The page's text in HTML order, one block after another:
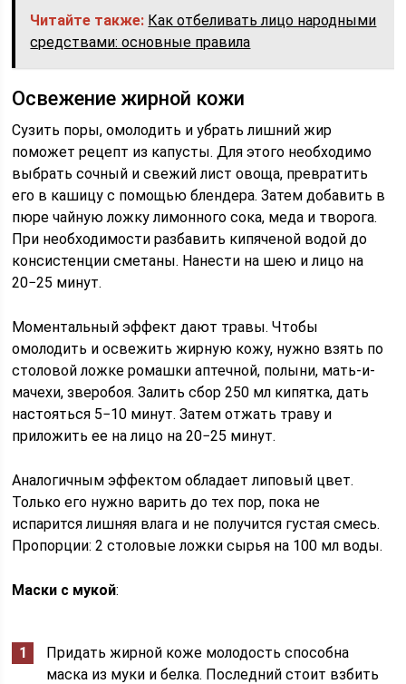
Читайте также: Как отбеливать лицо народными
средствами: основные правила
Освежение жирной кожи
Сузить поры, омолодить и убрать лишний жир
поможет рецепт из капусты. Для этого необходимо
выбрать сочный и свежий лист овоща, превратить
его в кашицу с помощью блендера. Затем добавить в
пюре чайную ложку лимонного сока, меда и творога.
При необходимости разбавить кипяченой водой до
консистенции сметаны. Нанести на шею и лицо на
20−25 минут.
Моментальный эффект дают травы. Чтобы
омолодить и освежить жирную кожу, нужно взять по
столовой ложке ромашки аптечной, полыни, мать-и-
мачехи, зверобоя. Залить сбор 250 мл кипятка, дать
настояться 5−10 минут. Затем отжать траву и
приложить ее на лицо на 20−25 минут.
Аналогичным эффектом обладает липовый цвет.
Только его нужно варить до тех пор, пока не
испарится лишняя влага и не получится густая смесь.
Пропорции: 2 столовые ложки сырья на 100 мл воды.
Маски с мукой:
Придать жирной коже молодость способна
маска из муки и белка. Последний стоит взбить